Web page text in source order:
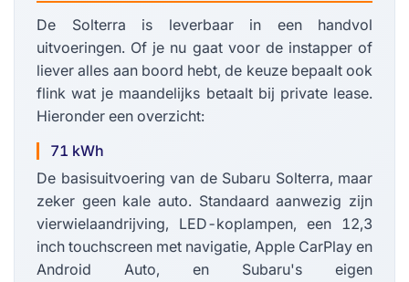
De Solterra is leverbaar in een handvol
uitvoeringen. Of je nu gaat voor de instapper of
liever alles aan boord hebt, de keuze bepaalt ook
flink wat je maandelijks betaalt bij private lease.
Hieronder een overzicht:
71 kWh
De basisuitvoering van de Subaru Solterra, maar
zeker geen kale auto. Standaard aanwezig zijn
vierwielaandrijving, LED-koplampen, een 12,3
inch touchscreen met navigatie, Apple CarPlay en
Android Auto, en Subaru's eigen